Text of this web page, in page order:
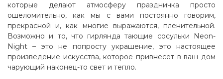
которые делают атмосферу праздничка просто
ошеломительно, как мы с вами постоянно говорим,
прекрасной и, как многие выражаются, пленительной.
Возможно и то, что гирлянда тающие сосульки Neon-
Night – это не попросту украшение, это настоящее
произведение искусства, которое привнесет в ваш дом
чарующий наконец-то свет и тепло.